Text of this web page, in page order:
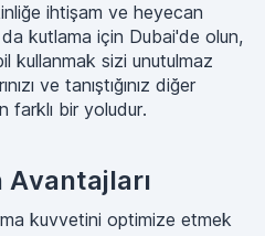
ihtişam ve heyecan
kutlama için Dubai'de olun,
kullanmak sizi unutulmaz
ve tanıştığınız diğer
farklı bir yoludur.
Avantajları
kuvvetini optimize etmek